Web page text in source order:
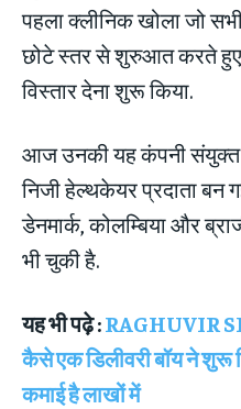
पहला क्लीनिक खोला जो
छोटे स्तर से शुरुआत करते हुए
विस्तार देना शुरू किया.
आज उनकी यह कंपनी संयुक्त
निजी हेल्थकेयर प्रदाता बन
डेनमार्क, कोलम्बिया और
भी चुकी है.
यह भी पढ़े :RAGHUVIR
कैसे एक डिलीवरी बॉय ने शुरू
कमाई है लाखों में